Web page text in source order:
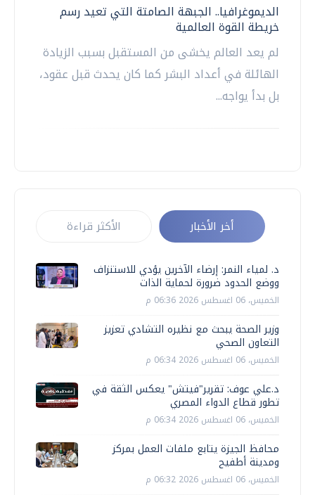
الديموغرافيا.. الجبهة الصامتة التي تعيد رسم
خريطة القوة العالمية
لم يعد العالم يخشى من المستقبل بسبب الزيادة
الهائلة في أعداد البشر كما كان يحدث قبل عقود،
بل بدأ يواجه...
أخر الأخبار الأكثر قراءة
د. لمياء النمر: إرضاء الآخرين يؤدي للاستنزاف
ووضع الحدود ضرورة لحماية الذات
الخميس، 06 اغسطس 2026 06:36 م
وزير الصحة يبحث مع نظيره التشادي تعزيز
التعاون الصحي
الخميس، 06 اغسطس 2026 06:34 م
د.علي عوف: تقرير"فيتش" يعكس الثقة في
تطور قطاع الدواء المصري
الخميس، 06 اغسطس 2026 06:34 م
محافظ الجيزة يتابع ملفات العمل بمركز
ومدينة أطفيح
الخميس، 06 اغسطس 2026 06:32 م